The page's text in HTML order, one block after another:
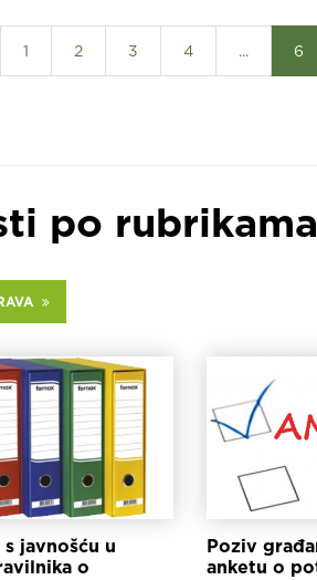
1 2 3 4 ... 6
po rubrikama
javnošću u
o
Poziv
anketu o